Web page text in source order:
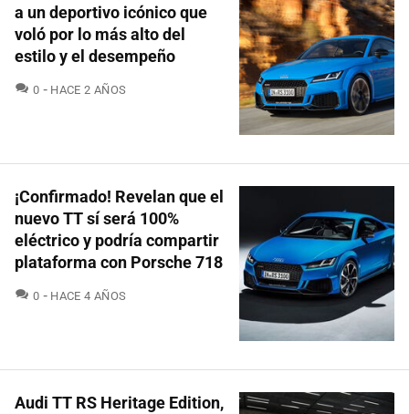
a un deportivo icónico que
voló por lo más alto del
estilo y el desempeño
0 COMENTARIOS
HACE 2 AÑOS
¡Confirmado! Revelan que el
nuevo TT sí será 100%
eléctrico y podría compartir
plataforma con Porsche 718
0 COMENTARIOS
HACE 4 AÑOS
Audi TT RS Heritage Edition,